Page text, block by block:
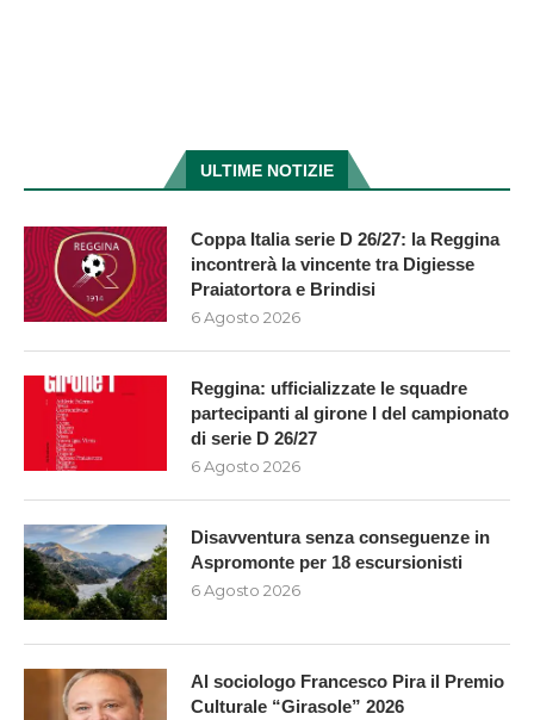
ULTIME NOTIZIE
Coppa Italia serie D 26/27: la Reggina
incontrerà la vincente tra Digiesse
Praiatortora e Brindisi
6 Agosto 2026
Reggina: ufficializzate le squadre
partecipanti al girone I del campionato
di serie D 26/27
6 Agosto 2026
Disavventura senza conseguenze in
Aspromonte per 18 escursionisti
6 Agosto 2026
Al sociologo Francesco Pira il Premio
Culturale “Girasole” 2026